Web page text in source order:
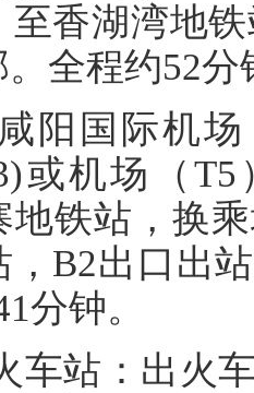
香湖湾地
全程约52分
阳国际机
或机场（
地铁站，换
B2出口出
分钟。
车站：出火